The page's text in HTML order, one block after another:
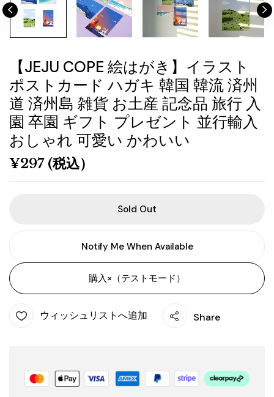
【JEJU COPE 絵はがき】イラスト
ポストカード ハガキ 韓国 韓流 済州
道 済州島 雑貨 お土産 記念品 旅行 入
園 卒園 ギフト プレゼント 並行輸入
おしゃれ 可愛い かわいい
¥297(税込）
Sold Out
Notify Me When Available
購入×（テストモード）
ウィッシュリストへ追加 Share